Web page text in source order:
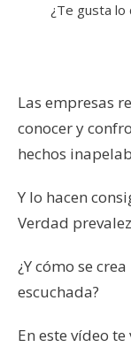
¿Te gusta lo
Las empresas
conocer y
hechos
Y lo hacen
Verdad
¿Y cómo se
escuchada?
En este vídeo